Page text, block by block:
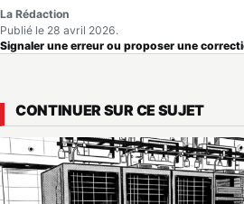
La Rédaction
Publié le 28 avril 2026.
Signaler une erreur ou proposer une
CONTINUER SUR CE SUJET